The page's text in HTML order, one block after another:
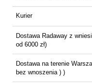
Kurier
Dostawa Radaway z
od 6000 zł)
Dostawa na terenie
bez wnoszenia ) )